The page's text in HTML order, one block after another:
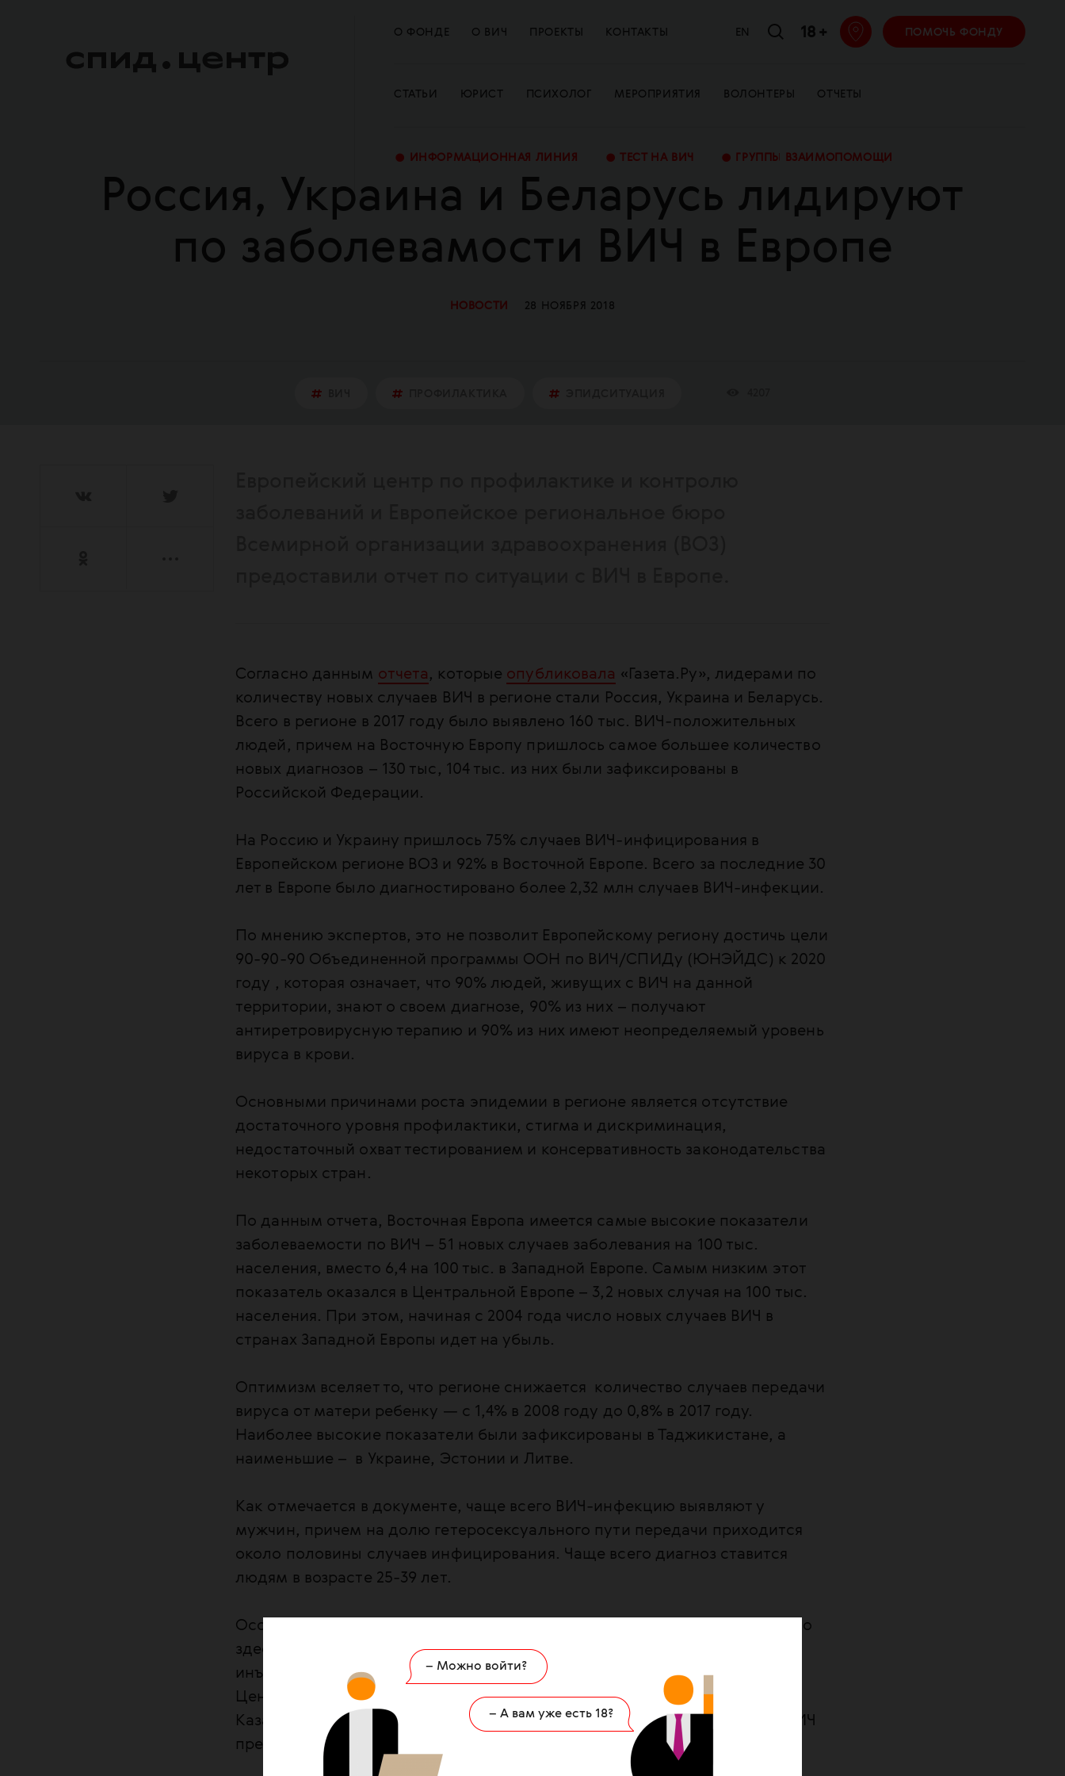
– Можно войти?
– А вам уже есть 18?
О ФОНДЕ О ВИЧ ПРОЕКТЫ КОНТАКТЫ
СТАТЬИ ЮРИСТ ПСИХОЛОГ МЕРОПРИЯТИЯ ВОЛОНТЕРЫ ОТЧЕТЫ
• ИНФОРМАЦИОННАЯ ЛИНИЯ • ТЕСТ НА ВИЧ • ГРУППЫ ВЗАИМОПОМОЩИ
EN 18 + ПОМОЧЬ ФОНДУ
Россия, Украина и Беларусь лидируют
по заболевамости ВИЧ в Европе
НОВОСТИ 28 НОЯБРЯ 2018
Согласно данным отчета , которые опубликовала «Газета.Ру», лидерами по
количеству новых случаев ВИЧ в регионе стали Россия, Украина и Беларусь.
Всего в регионе в 2017 году было выявлено 160 тыс. ВИЧ-положительных
людей, причем на Восточную Европу пришлось самое большее количество
новых диагнозов – 130 тыс, 104 тыс. из них были зафиксированы в
Российской Федерации.
На Россию и Украину пришлось 75% случаев ВИЧ-инфицирования в
Европейском регионе ВОЗ и 92% в Восточной Европе. Всего за последние 30
лет в Европе было диагностировано более 2,32 млн случаев ВИЧ-инфекции.
По мнению экспертов, это не позволит Европейскому региону достичь цели
90-90-90 Объединенной программы ООН по ВИЧ/СПИДу (ЮНЭЙДС) к 2020
году , которая означает, что 90% людей, живущих с ВИЧ на данной
территории, знают о своем диагнозе, 90% из них – получают
антиретровирусную терапию и 90% из них имеют неопределяемый уровень
вируса в крови.
Основными причинами роста эпидемии в регионе является отсутствие
достаточного уровня профилактики, стигма и дискриминация,
недостаточный охват тестированием и консервативность законодательства
некоторых стран.
По данным отчета, Восточная Европа имеется самые высокие показатели
заболеваемости по ВИЧ – 51 новых случаев заболевания на 100 тыс.
населения, вместо 6,4 на 100 тыс. в Западной Европе. Самым низким этот
показатель оказался в Центральной Европе – 3,2 новых случая на 100 тыс.
населения. При этом, начиная с 2004 года число новых случаев ВИЧ в
странах Западной Европы идет на убыль.
Оптимизм вселяет то, что регионе снижается количество случаев передачи
вируса от матери ребенку — с 1,4% в 2008 году до 0,8% в 2017 году.
Наиболее высокие показатели были зафиксированы в Таджикистане, а
наименьшие – в Украине, Эстонии и Литве.
Как отмечается в документе, чаще всего ВИЧ-инфекцию выявляют у
мужчин, причем на долю гетеросексуального пути передачи приходится
около половины случаев инфицирования. Чаще всего диагноз ставится
людям в возрасте 25-39 лет.
Особенностью стран Восточной Европы, включая Россию, является то, что
здесь фиксируется большое число случаев передачи ВИЧ через
инъекционные наркотики – 24,1% случаев против 2,7% в Западной и
Центральной Европе. По этому пути передачи лидируют Украина,
Казахстан и Литва, причем в последней наркотический путь передачи ВИЧ
превзошел гетеросексуальный секс.